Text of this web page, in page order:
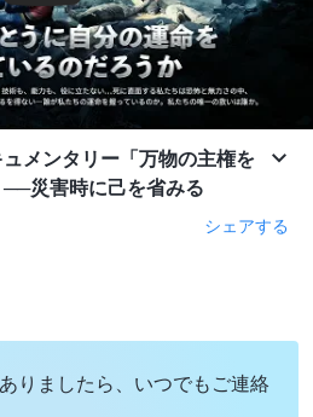
メンタリー「万物の主権を
災害時に己を省みる
シェアする
りましたら、いつでもご連絡